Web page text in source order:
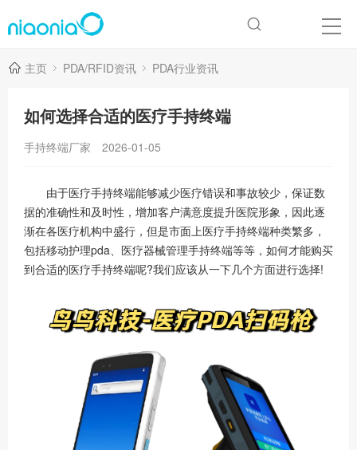
主页 PDA/RFID资讯 PDA行业资讯
如何选择合适的医疗手持终端
手持终端厂家 2026-01-05
由于医疗手持终端能够减少医疗错误和事故较少，保证数
据的准确性和及时性，增加客户满意度提升医院形象，因此逐
渐在各医疗机构中盛行，但是市面上医疗手持终端种类繁多，
包括移动护理pda、医疗器械管理手持终端等等，如何才能购买
到合适的医疗手持终端呢?我们应该从一下几个方面进行选择!